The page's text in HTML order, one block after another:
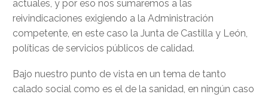
actuales, y por eso nos sumaremos a las
reivindicaciones exigiendo a la Administración
competente, en este caso la Junta de Castilla y León,
políticas de servicios públicos de calidad.
Bajo nuestro punto de vista en un tema de tanto
calado social como es el de la sanidad, en ningún caso